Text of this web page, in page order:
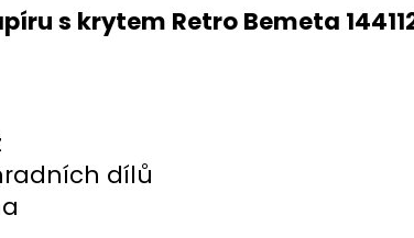
s krytem Retro Bemeta
dílů